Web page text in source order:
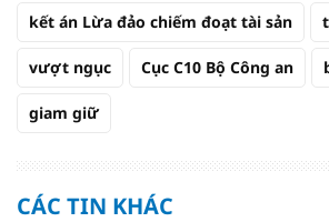
kết án Lừa đảo chiếm đoạt tài sản
vượt ngục Cục C10 Bộ Công an
giam giữ
CÁC TIN KHÁC